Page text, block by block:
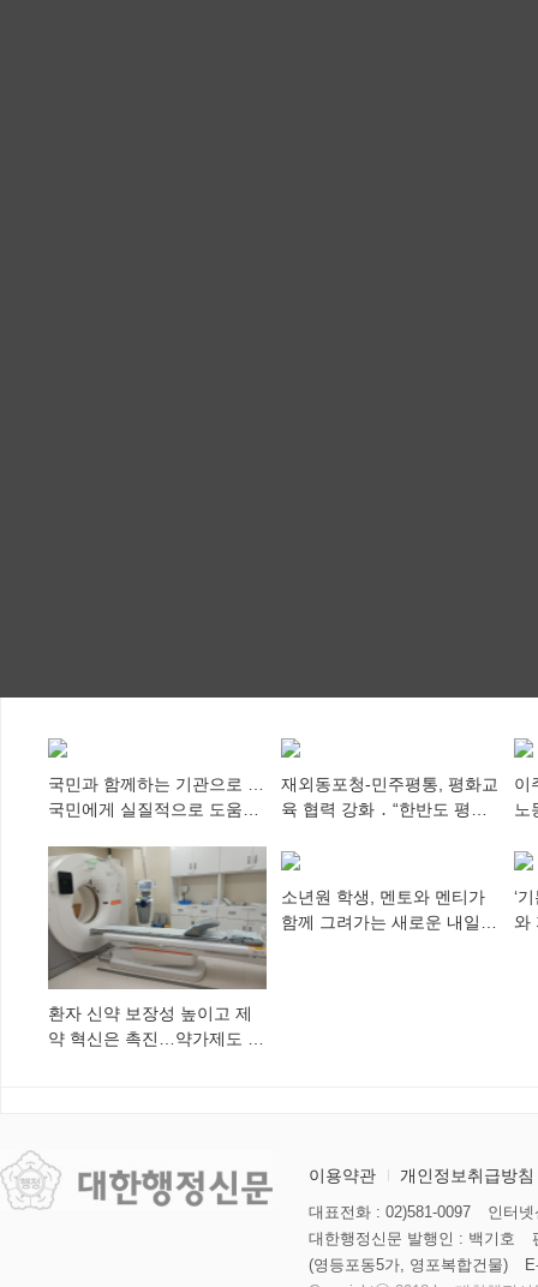
국민과 함께하는 기관으로 …
국민에게 실질적으로 도움이
재외동포청-민주평통, 평화교
육 협력 강화 ․ “한반도 평화,
다”
이
노
환자 신약 보장성 높이고 제
약 혁신은 촉진…약가제도 개
소년원 학생, 멘토와 멘티가
함께 그려가는 새로운 내일
‘
와
이용약관 개인정보취급방침
대표전화 : 02)581-0097
인터
대한행정신문 발행인 : 백기호
(영등포동5가, 영포복합건물)